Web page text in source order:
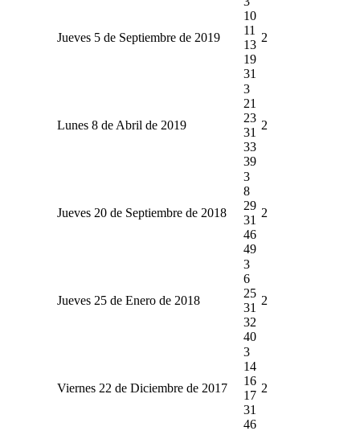
Jueves 5 de Septiembre de 2019
10
11
13
19
31
2
Lunes 8 de Abril de 2019
3
21
23
31
33
39
2
Jueves 20 de Septiembre de 2018
3
8
29
31
46
49
2
Jueves 25 de Enero de 2018
3
6
25
31
32
40
2
Viernes 22 de Diciembre de 2017
3
14
16
17
31
46
2